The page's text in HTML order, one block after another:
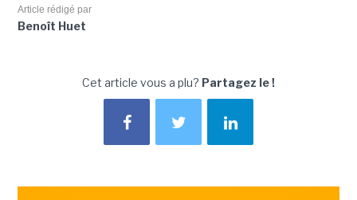
Article rédigé par
Benoît Huet
Cet article vous a plu? Partagez le !